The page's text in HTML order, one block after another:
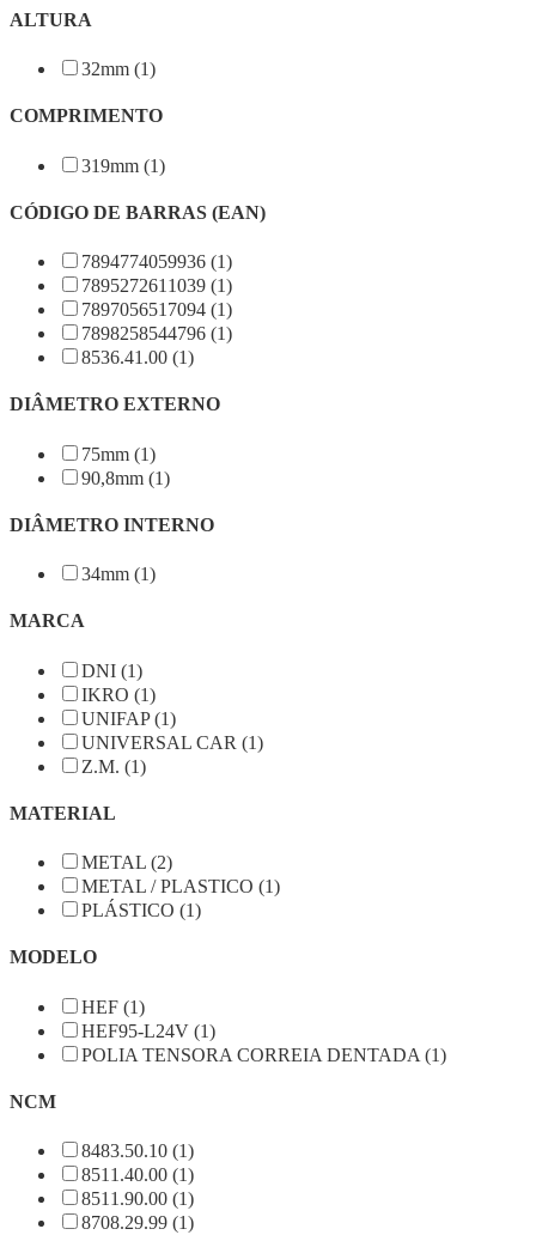
ALTURA
32mm (1)
COMPRIMENTO
319mm (1)
CÓDIGO DE BARRAS (EAN)
7894774059936 (1)
7895272611039 (1)
7897056517094 (1)
7898258544796 (1)
8536.41.00 (1)
DIÂMETRO EXTERNO
75mm (1)
90,8mm (1)
DIÂMETRO INTERNO
34mm (1)
MARCA
DNI (1)
IKRO (1)
UNIFAP (1)
UNIVERSAL CAR (1)
Z.M. (1)
MATERIAL
METAL (2)
METAL / PLASTICO (1)
PLÁSTICO (1)
MODELO
HEF (1)
HEF95-L24V (1)
POLIA TENSORA CORREIA DENTADA (1)
NCM
8483.50.10 (1)
8511.40.00 (1)
8511.90.00 (1)
8708.29.99 (1)